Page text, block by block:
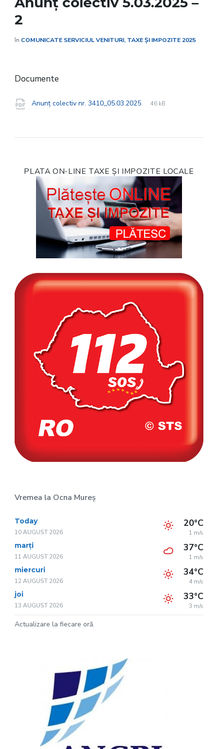
2
în COMUNICATE SERVICIUL VENITURI, TAXE ȘI IMPOZITE 2025
Documente
Anunț colectiv nr. 3410_05.03.2025
File
pdf
File
46 kB
PLATA ON-LINE TAXE ȘI IMPOZITE LOCALE
Vremea la Ocna Mureș
Today
10 AUGUST 2026
20°C
1 m/s
marți
11 AUGUST 2026
37°C
1 m/s
miercuri
12 AUGUST 2026
34°C
4 m/s
joi
13 AUGUST 2026
33°C
3 m/s
Actualizare la fiecare oră.